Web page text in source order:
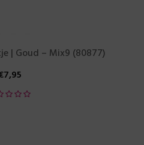
| Goud – Mix9 (80877)
7,95